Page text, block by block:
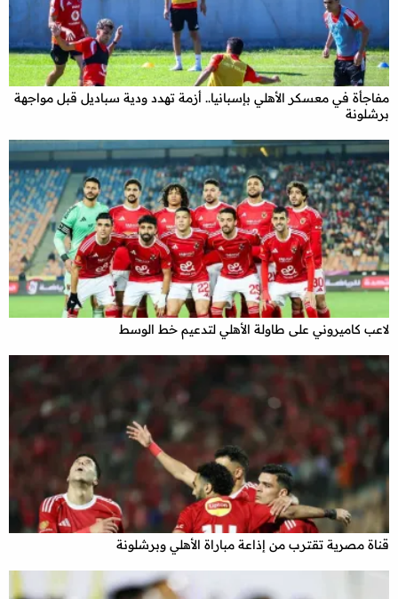
مفاجأة في معسكر الأهلي بإسبانيا.. أزمة تهدد ودية سباديل قبل مواجهة
برشلونة
لاعب كاميروني على طاولة الأهلي لتدعيم خط الوسط
قناة مصرية تقترب من إذاعة مباراة الأهلي وبرشلونة